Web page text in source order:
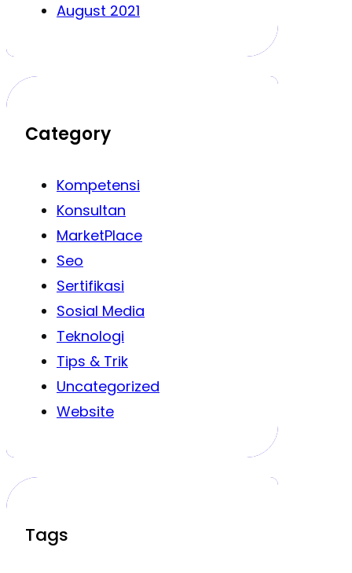
August 2021
Category
Kompetensi
Konsultan
MarketPlace
Seo
Sertifikasi
Sosial Media
Teknologi
Tips & Trik
Uncategorized
Website
Tags